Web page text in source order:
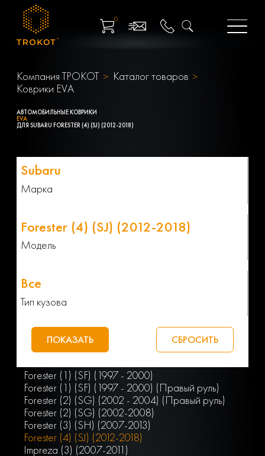
0
Компания ТРОКОТ
Каталог товаров
Коврики EVA
АВТОМОБИЛЬНЫЕ КОВРИКИ
EVA
ДЛЯ SUBARU FORESTER (4) (SJ) (2012-2018)
Марка
Модель
Тип кузова
Forester (1) (SF) (1997 - 2000)
Forester (1) (SF) (1997 - 2000) (Правый руль)
Forester (2) (SG) (2002 - 2004) (Правый руль)
Forester (2) (SG) (2002-2008)
Forester (3) (SH) (2007-2013)
Forester (4) (SJ) (2012-2018)
Impreza (3) (2007-2011)